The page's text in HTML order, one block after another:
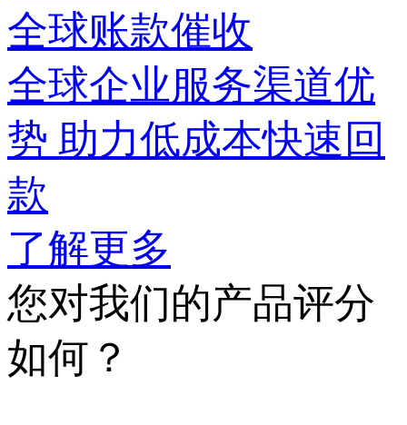
全球账款催收
全球企业服务渠道优
势 助力低成本快速回
款
了解更多
您对我们的产品评分
如何？